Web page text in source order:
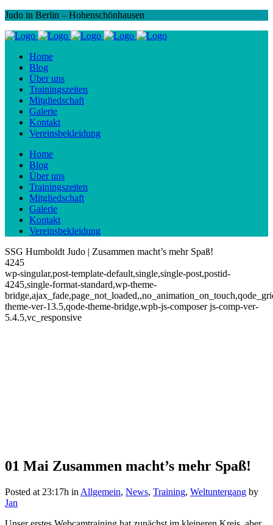
Judo in Berlin – Hohenschönhausen
Home
Blog
Über uns
Trainingszeiten
Mitgliedschaft
Galerie
Kontakt
Vereinsbekleidung
Home
Blog
Über uns
Trainingszeiten
Mitgliedschaft
Galerie
Kontakt
Vereinsbekleidung
SSG Humboldt Judo | Zusammen macht’s mehr Spaß!
4245
wp-singular,post-template-default,single,single-post,postid-
4245,single-format-standard,wp-theme-
theme-ver-13.5,qode-theme-bridge,wpb-js-composer js-comp-ver-
5.4.5,vc_responsive
Zusammen macht’s mehr
Spaß!
01 Mai Zusammen macht’s mehr Spaß!
Posted at 23:17h in Allgemein, News, Training, Weltuntergang by
Jan